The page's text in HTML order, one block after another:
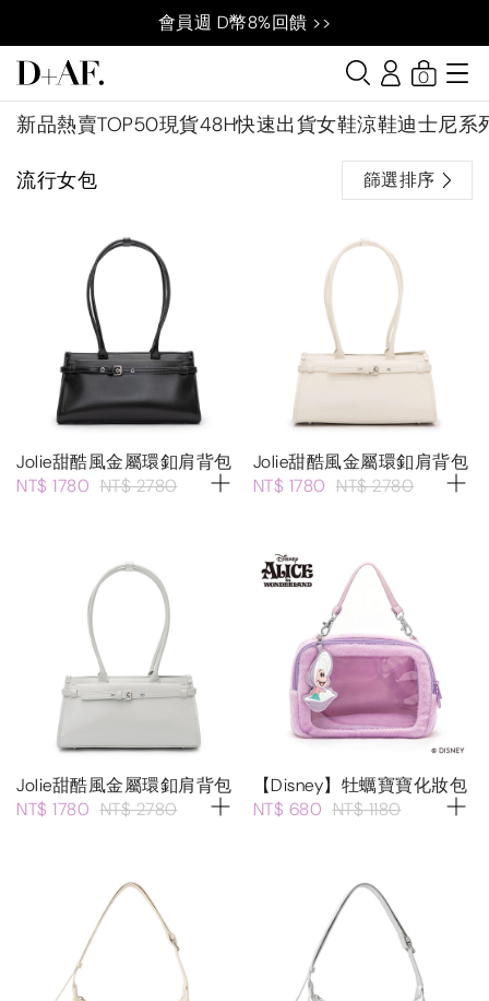
會員週 D幣8%回饋 >>
新品熱賣TOP50現貨48H快速出貨女鞋涼鞋迪士尼系
0
流行女包 篩選排序
Jolie甜酷風金屬環釦肩背包
NT$ 1780 NT$ 2780
Jolie甜酷風金屬環釦肩背包
NT$ 1780 NT$ 2780
Jolie甜酷風金屬環釦肩背包
NT$ 1780 NT$ 2780
【Disney】牡蠣寶寶化妝包
NT$ 680 NT$ 1180